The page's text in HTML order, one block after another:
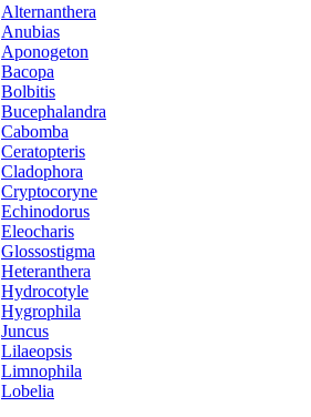
Alternanthera
Anubias
Aponogeton
Bacopa
Bolbitis
Bucephalandra
Cabomba
Ceratopteris
Cladophora
Cryptocoryne
Echinodorus
Eleocharis
Glossostigma
Heteranthera
Hydrocotyle
Hygrophila
Juncus
Lilaeopsis
Limnophila
Lobelia